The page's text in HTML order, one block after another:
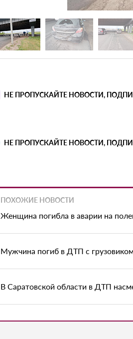
НЕ ПРОПУСКАЙТЕ НОВОСТИ,
НЕ ПРОПУСКАЙТЕ НОВОСТИ,
ПОХОЖИЕ НОВОСТИ
Женщина погибла в аварии на
Мужчина погиб в ДТП с
В Саратовской области в ДТП